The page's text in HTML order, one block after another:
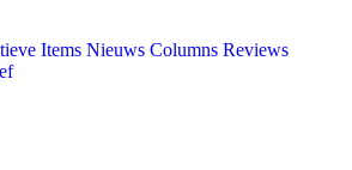
Items Nieuws Columns Reviews